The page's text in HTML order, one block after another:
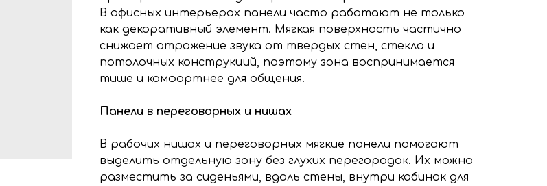
В офисных интерьерах панели часто работают не только
как декоративный элемент. Мягкая поверхность частично
снижает отражение звука от твердых стен, стекла и
потолочных конструкций, поэтому зона воспринимается
тише и комфортнее для общения.
Панели в переговорных и нишах
В рабочих нишах и переговорных мягкие панели помогают
выделить отдельную зону без глухих перегородок. Их можно
разместить за сиденьями, вдоль стены, внутри кабинок для